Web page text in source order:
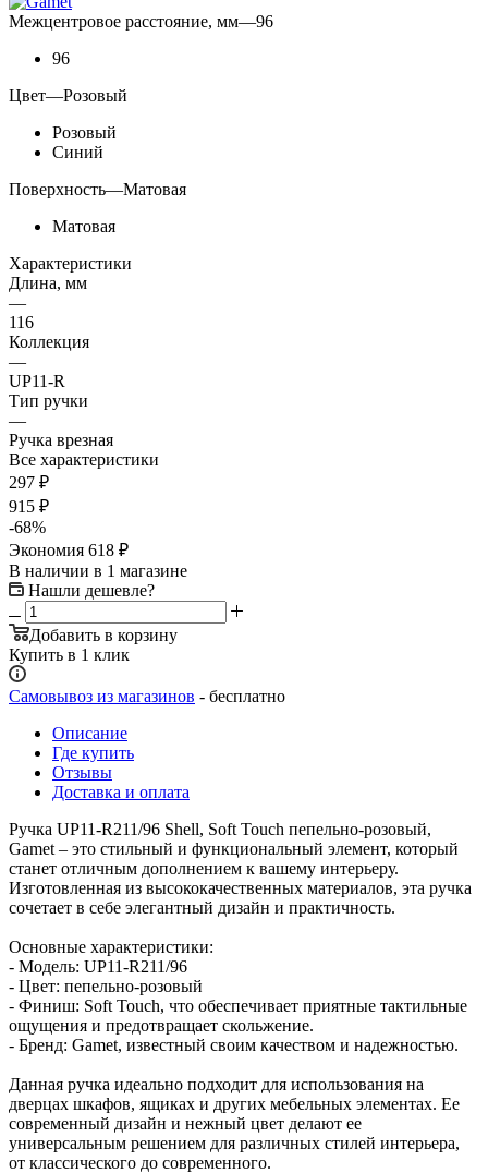
Межцентровое расстояние, мм—96
96
Цвет—Розовый
Розовый
Синий
Поверхность—Матовая
Матовая
Характеристики
Длина, мм
—
116
Коллекция
—
UР11-R
Тип ручки
—
Ручка врезная
Все характеристики
297 ₽
915 ₽
-68%
Экономия 618 ₽
В наличии в 1 магазине
Нашли дешевле?
Добавить в корзину
Купить в 1 клик
Самовывоз из магазинов - бесплатно
Описание
Где купить
Отзывы
Доставка и оплата
Ручка UР11-R211/96 Shell, Soft Touch пепельно-розовый,
Gamet – это стильный и функциональный элемент, который
станет отличным дополнением к вашему интерьеру.
Изготовленная из высококачественных материалов, эта ручка
сочетает в себе элегантный дизайн и практичность.
Основные характеристики:
- Модель: UР11-R211/96
- Цвет: пепельно-розовый
- Финиш: Soft Touch, что обеспечивает приятные тактильные
ощущения и предотвращает скольжение.
- Бренд: Gamet, известный своим качеством и надежностью.
Данная ручка идеально подходит для использования на
дверцах шкафов, ящиках и других мебельных элементах. Ее
современный дизайн и нежный цвет делают ее
универсальным решением для различных стилей интерьера,
от классического до современного.